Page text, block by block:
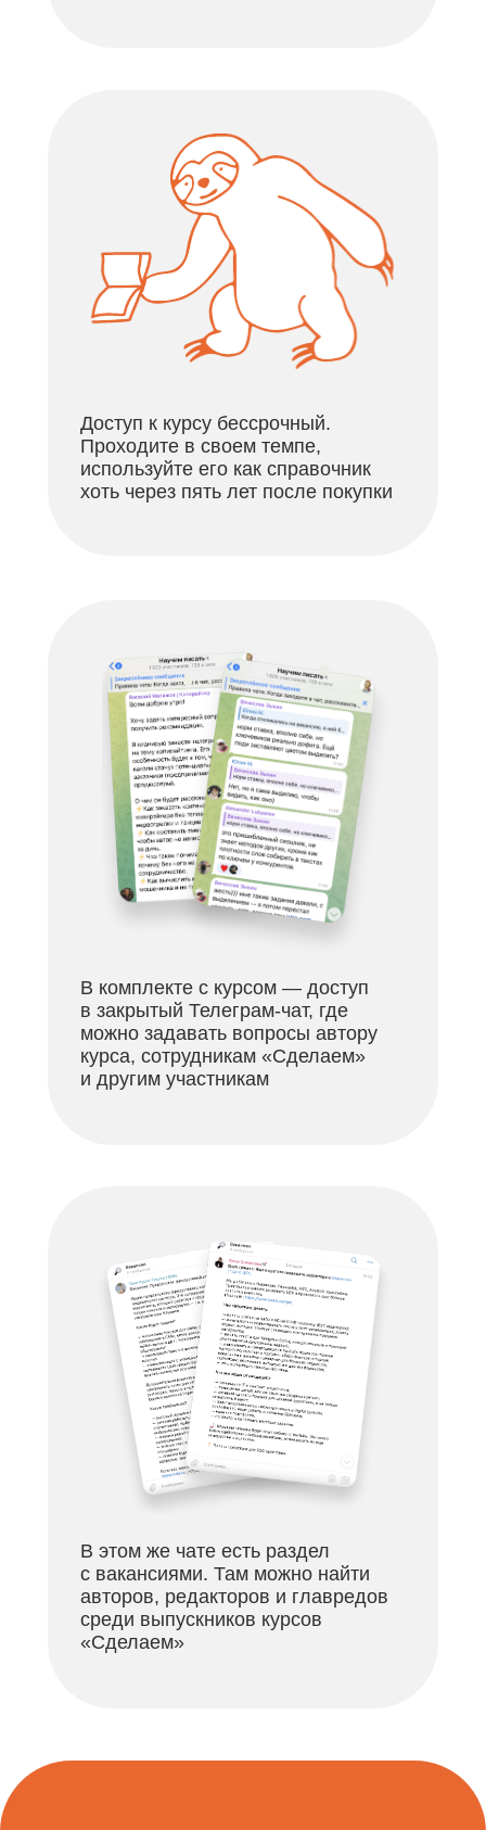
Доступ к курсу бессрочный.
Проходите в своем темпе,
используйте его как справочник
хоть через пять лет после покупки
В комплекте с курсом — доступ
в закрытый Телеграм-чат, где
можно задавать вопросы автору
курса, сотрудникам «Сделаем»
и другим участникам
В этом же чате есть раздел
с вакансиями. Там можно найти
авторов, редакторов и главредов
среди выпускников курсов
«Сделаем»